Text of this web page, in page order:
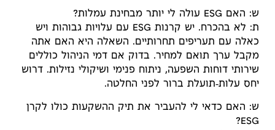
ש: האם ESG עולה לי יותר מבחינת עמלות?
ת: לא בהכרח. יש קרנות ESG עם עלויות גבוהות ויש
כאלה עם תעריפים תחרותיים. השאלה היא האם אתה
מקבל ערך תואם למחיר. בדוק אם דמי הניהול כוללים
שירותי דוחות השפעה, ניתוח פנימי ושיקולי נזילות. דרוש
יחס עלות‑תועלת ברור לפני החלטה.
ש: האם כדאי לי להעביר את תיק ההשקעות כולו לקרן
ESG?